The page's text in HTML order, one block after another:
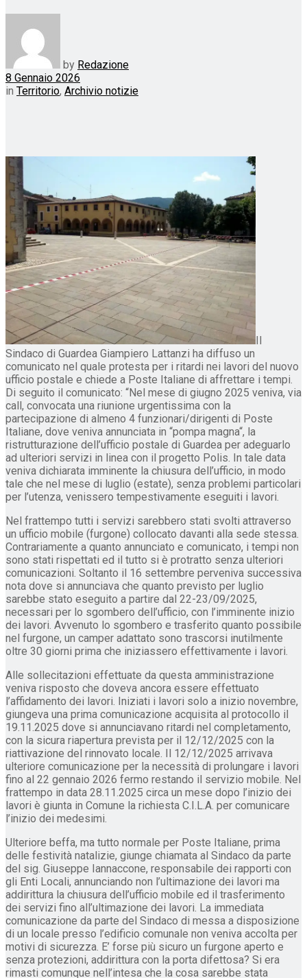
by Redazione
8 Gennaio 2026
in Territorio, Archivio notizie
Il
Sindaco di Guardea Giampiero Lattanzi ha diffuso un
comunicato nel quale protesta per i ritardi nei lavori del nuovo
ufficio postale e chiede a Poste Italiane di affrettare i tempi.
Di seguito il comunicato: “Nel mese di giugno 2025 veniva, via
call, convocata una riunione urgentissima con la
partecipazione di almeno 4 funzionari/dirigenti di Poste
Italiane, dove veniva annunciata in “pompa magna“, la
ristrutturazione dell’ufficio postale di Guardea per adeguarlo
ad ulteriori servizi in linea con il progetto Polis. In tale data
veniva dichiarata imminente la chiusura dell’ufficio, in modo
tale che nel mese di luglio (estate), senza problemi particolari
per l’utenza, venissero tempestivamente eseguiti i lavori.
Nel frattempo tutti i servizi sarebbero stati svolti attraverso
un ufficio mobile (furgone) collocato davanti alla sede stessa.
Contrariamente a quanto annunciato e comunicato, i tempi non
sono stati rispettati ed il tutto si è protratto senza ulteriori
comunicazioni. Soltanto il 16 settembre perveniva successiva
nota dove si annunciava che quanto previsto per luglio
sarebbe stato eseguito a partire dal 22-23/09/2025,
necessari per lo sgombero dell’ufficio, con l’imminente inizio
dei lavori. Avvenuto lo sgombero e trasferito quanto possibile
nel furgone, un camper adattato sono trascorsi inutilmente
oltre 30 giorni prima che iniziassero effettivamente i lavori.
Alle sollecitazioni effettuate da questa amministrazione
veniva risposto che doveva ancora essere effettuato
l’affidamento dei lavori. Iniziati i lavori solo a inizio novembre,
giungeva una prima comunicazione acquisita al protocollo il
19.11.2025 dove si annunciavano ritardi nel completamento,
con la sicura riapertura prevista per il 12/12/2025 con la
riattivazione del rinnovato locale. Il 12/12/2025 arrivava
ulteriore comunicazione per la necessità di prolungare i lavori
fino al 22 gennaio 2026 fermo restando il servizio mobile. Nel
frattempo in data 28.11.2025 circa un mese dopo l’inizio dei
lavori è giunta in Comune la richiesta C.I.L.A. per comunicare
l’inizio dei medesimi.
Ulteriore beffa, ma tutto normale per Poste Italiane, prima
delle festività natalizie, giunge chiamata al Sindaco da parte
del sig. Giuseppe Iannaccone, responsabile dei rapporti con
gli Enti Locali, annunciando non l’ultimazione dei lavori ma
addirittura la chiusura dell’ufficio mobile ed il trasferimento
dei servizi fino all’ultimazione dei lavori. La immediata
comunicazione da parte del Sindaco di messa a disposizione
di un locale presso l’edificio comunale non veniva accolta per
motivi di sicurezza. E’ forse più sicuro un furgone aperto e
senza protezioni, addirittura con la porta difettosa? Si era
rimasti comunque nell’intesa che la cosa sarebbe stata